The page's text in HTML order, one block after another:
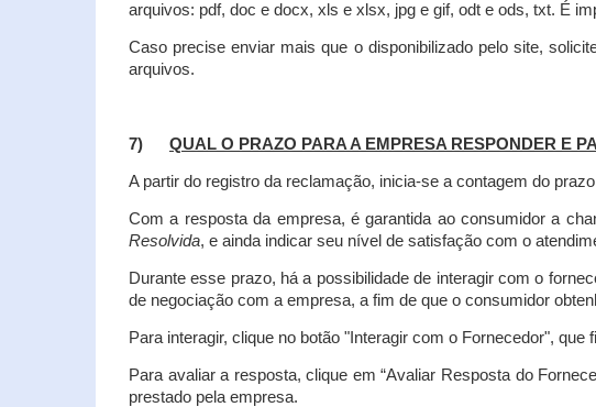
arquivos: pdf, doc e docx, xls e xlsx, jpg e gif, odt e ods, txt. É
Caso precise enviar mais que o disponibilizado pelo site,
arquivos.
7) QUAL O PRAZO PARA A EMPRESA RESPONDER E
A partir do registro da reclamação, inicia-se a contagem do
Com a resposta da empresa, é garantida ao consumidor a
Resolvida, e ainda indicar seu nível de satisfação com o
Durante esse prazo, há a possibilidade de interagir com o
de negociação com a empresa, a fim de que o consumidor
Para interagir, clique no botão "Interagir com o Fornecedor", que
Para avaliar a resposta, clique em “Avaliar Resposta do
prestado pela empresa.